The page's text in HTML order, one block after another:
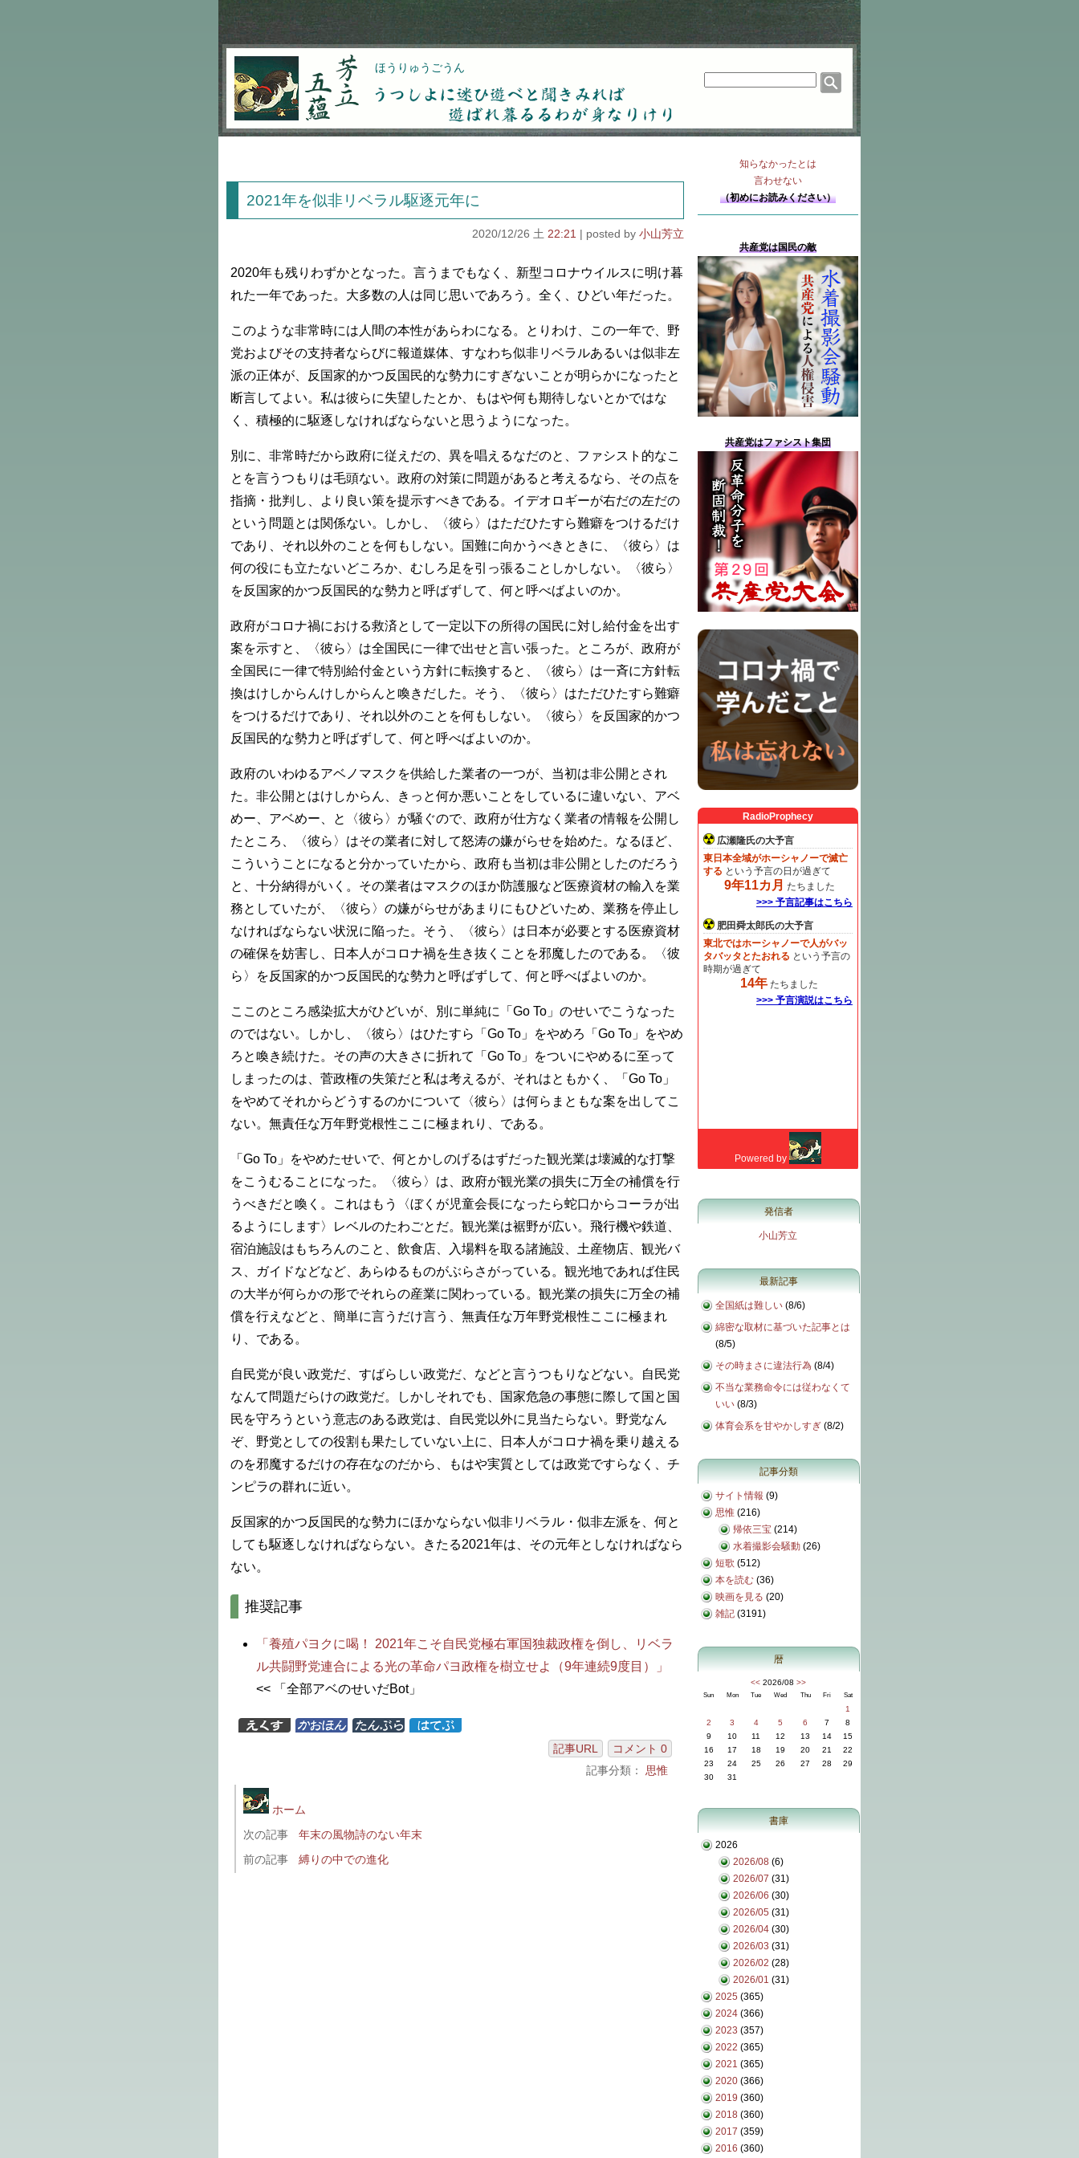
芳立五蘊 ほうりゅうごうん
うつしよに迷ひ遊べと聞きみれば遊ばれ暮るるわが
2021年を似非リベラル駆逐元年に
2020/12/26 土 22:21 小山芳立
2020年も残りわずかとなった。言うまでもなく、新型コロナウイルスに明け暮
れた一年であった。大多数の人は同じ思いであろう。全く、ひどい年だった。
このような非常時には人間の本性があらわになる。とりわけ、この一年で、野
党およびその支持者ならびに報道媒体、すなわち似非リベラルあるいは似非左
派の正体が、反国家的かつ反国民的な勢力にすぎないことが明らかになったと
断言してよい。私は彼らに失望したとか、もはや何も期待しないとかではな
く、積極的に駆逐しなければならないと思うようになった。
別に、非常時だから政府に従えだの、異を唱えるなだのと、ファシスト的なこ
とを言うつもりは毛頭ない。政府の対策に問題があると考えるなら、その点を
指摘・批判し、より良い策を提示すべきである。イデオロギーが右だの左だの
という問題とは関係ない。しかし、〈彼ら〉はただひたすら難癖をつけるだけ
であり、それ以外のことを何もしない。国難に向かうべきときに、〈彼ら〉は
何の役にも立たないどころか、むしろ足を引っ張ることしかしない。〈彼ら〉
を反国家的かつ反国民的な勢力と呼ばずして、何と呼べばよいのか。
政府がコロナ禍における救済として一定以下の所得の国民に対し給付金を出す
案を示すと、〈彼ら〉は全国民に一律で出せと言い張った。ところが、政府が
全国民に一律で特別給付金という方針に転換すると、〈彼ら〉は一斉に方針転
換はけしからんけしからんと喚きだした。そう、〈彼ら〉はただひたすら難癖
をつけるだけであり、それ以外のことを何もしない。〈彼ら〉を反国家的かつ
反国民的な勢力と呼ばずして、何と呼べばよいのか。
政府のいわゆるアベノマスクを供給した業者の一つが、当初は非公開とされ
た。非公開とはけしからん、きっと何か悪いことをしているに違いない、アベ
めー、アベめー、と〈彼ら〉が騒ぐので、政府が仕方なく業者の情報を公開し
たところ、〈彼ら〉はその業者に対して怒涛の嫌がらせを始めた。なるほど、
こういうことになると分かっていたから、政府も当初は非公開としたのだろう
と、十分納得がいく。その業者はマスクのほか防護服など医療資材の輸入を業
務としていたが、〈彼ら〉の嫌がらせがあまりにもひどいため、業務を停止し
なければならない状況に陥った。そう、〈彼ら〉は日本が必要とする医療資材
の確保を妨害し、日本人がコロナ禍を生き抜くことを邪魔したのである。〈彼
ら〉を反国家的かつ反国民的な勢力と呼ばずして、何と呼べばよいのか。
ここのところ感染拡大がひどいが、別に単純に「Go To」のせいでこうなった
のではない。しかし、〈彼ら〉はひたすら「Go To」をやめろ「Go To」をやめ
ろと喚き続けた。その声の大きさに折れて「Go To」をついにやめるに至って
しまったのは、菅政権の失策だと私は考えるが、それはともかく、「Go To」
をやめてそれからどうするのかについて〈彼ら〉は何らまともな案を出してこ
ない。無責任な万年野党根性ここに極まれり、である。
「Go To」をやめたせいで、何とかしのげるはずだった観光業は壊滅的な打撃
をこうむることになった。〈彼ら〉は、政府が観光業の損失に万全の補償を行
うべきだと喚く。これはもう〈ぼくが児童会長になったら蛇口からコーラが出
るようにします〉レベルのたわごとだ。観光業は裾野が広い。飛行機や鉄道、
宿泊施設はもちろんのこと、飲食店、入場料を取る諸施設、土産物店、観光バ
ス、ガイドなどなど、あらゆるものがぶらさがっている。観光地であれば住民
の大半が何らかの形でそれらの産業に関わっている。観光業の損失に万全の補
償を行えなどと、簡単に言うだけ言う、無責任な万年野党根性ここに極まれ
り、である。
自民党が良い政党だ、すばらしい政党だ、などと言うつもりなどない。自民党
なんて問題だらけの政党だ。しかしそれでも、国家危急の事態に際して国と国
民を守ろうという意志のある政党は、自民党以外に見当たらない。野党なん
ぞ、野党としての役割も果たしていない上に、日本人がコロナ禍を乗り越える
のを邪魔するだけの存在なのだから、もはや実質としては政党ですらなく、チ
ンピラの群れに近い。
反国家的かつ反国民的な勢力にほかならない似非リベラル・似非左派を、何と
しても駆逐しなければならない。きたる2021年は、その元年としなければなら
ない。
推奨記事
「養殖パヨクに喝！ 2021年こそ自民党極右軍国独裁政権を倒し、リベラ
ル共闘野党連合による光の革命パヨ政権を樹立せよ（9年連続9度目）」
<< 「全部アベのせいだBot」
記事URL
コメント 0
記事分類： 思惟
ホーム
次の記事
年末の風物詩のない年末
前の記事
縛りの中での進化
知らなかったとは
言わせない
（初めにお読みください）
共産党は国民の敵
共産党はファシスト集団
発信者
小山芳立
最新記事
全国紙は難しい (8/6)
綿密な取材に基づいた記事とは
(8/5)
その時まさに違法行為 (8/4)
不当な業務命令には従わなくて
いい (8/3)
体育会系を甘やかしすぎ (8/2)
記事分類
サイト情報 (9)
思惟 (216)
帰依三宝 (214)
水着撮影会騒動 (26)
短歌 (512)
本を読む (36)
映画を見る (20)
雑記 (3191)
暦
<< 2026/08 >>
Sun Mon Tue Wed Thu Fri Sat
1
2
3 4 5 6 7
8
9
10 11 12 13 14
15
16
17 18 19 20 21
22
23
24 25 26 27 28
29
30
31
書庫
2026
2026/08 (6)
2026/07 (31)
2026/06 (30)
2026/05 (31)
2026/04 (30)
2026/03 (31)
2026/02 (28)
2026/01 (31)
2025 (365)
2024 (366)
2023 (357)
2022 (365)
2021 (365)
2020 (366)
2019 (360)
2018 (360)
2017 (359)
2016 (360)